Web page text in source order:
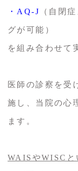
・AQ-J （自閉
グが可能）
を組み合わせて
医師の診察を受
施し、当院の心
ます。
WAISやWISCと